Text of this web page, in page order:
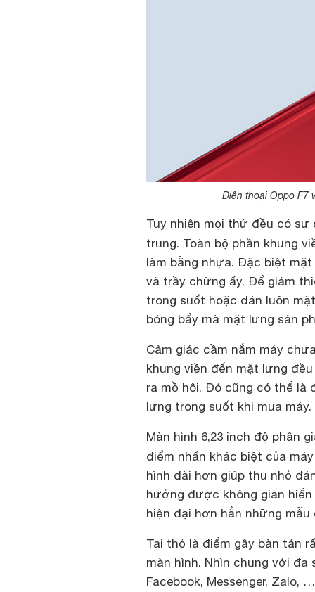
Điện thoại Oppo F7
Tuy nhiên mọi thứ đều có
trung. Toàn bộ phần khung
làm bằng nhựa. Đặc biệt
và trầy chừng ấy. Để giảm
trong suốt hoặc dán luôn
bóng bẩy mà mặt lưng sản
Cảm giác cầm nắm máy
khung viền đến mặt lưng
ra mồ hôi. Đó cũng có thể là
lưng trong suốt khi mua máy.
Màn hình 6,23 inch độ phân
điểm nhấn khác biệt của
hình dài hơn giúp thu nhỏ
hưởng được không gian
hiện đại hơn hẳn những mẫu
Tai thỏ là điểm gây bàn tán
màn hình. Nhìn chung với
Facebook, Messenger, Zalo,